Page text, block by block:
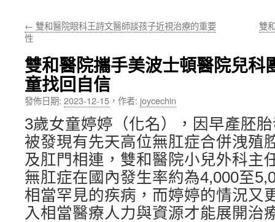
要
容
← 雙和醫院眼科王詩文醫師談孩子近視治療的重要
性
雙
雙和醫院攜手美波士頓醫院兒科
童找回自信
發佈日期: 2023-12-15 ， 作者: joycechin
3歲女童婷婷（化名），因早產胚
被發現有先天高位無肛症合併洩殖
及肛門相連，雙和醫院小兒外科主
無肛症在國內發生率約為4,000至
相當罕見的疾病，而婷婷的情況又
入相當醫療人力與資源才能展開治